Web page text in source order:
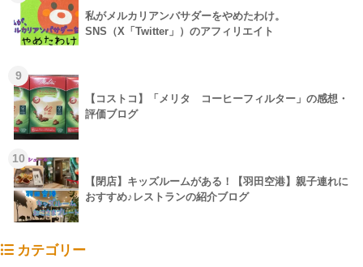
私がメルカリアンバサダーをやめたわけ。
SNS（X「Twitter」）のアフィリエイト
9
【コストコ】「メリタ コーヒーフィルター」の感想・
評価ブログ
10
【閉店】キッズルームがある！【羽田空港】親子連れに
おすすめ♪レストランの紹介ブログ
カテゴリー